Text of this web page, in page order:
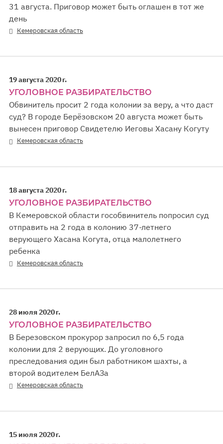
31 августа. Приговор может быть оглашен в тот же
день
Кемеровская область
19 августа 2020 г.
УГОЛОВНОЕ РАЗБИРАТЕЛЬСТВО
Обвинитель просит 2 года колонии за веру, а что даст
суд? В городе Берёзовском 20 августа может быть
вынесен приговор Свидетелю Иеговы Хасану Когуту
Кемеровская область
18 августа 2020 г.
УГОЛОВНОЕ РАЗБИРАТЕЛЬСТВО
В Кемеровской области гособвинитель попросил суд
отправить на 2 года в колонию 37-летнего
верующего Хасана Когута, отца малолетнего
ребенка
Кемеровская область
28 июля 2020 г.
УГОЛОВНОЕ РАЗБИРАТЕЛЬСТВО
В Березовском прокурор запросил по 6,5 года
колонии для 2 верующих. До уголовного
преследования один был работником шахты, а
второй водителем БелАЗа
Кемеровская область
15 июля 2020 г.